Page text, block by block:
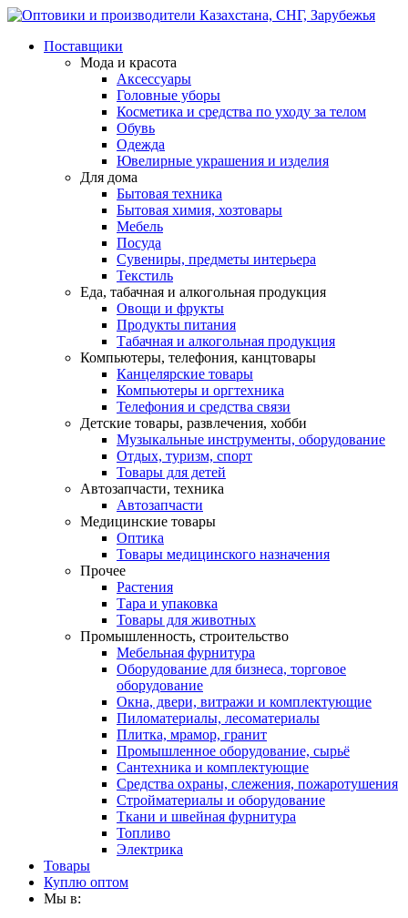
Поставщики
Мода и красота
Аксессуары
Головные уборы
Косметика и средства по уходу за телом
Обувь
Одежда
Ювелирные украшения и изделия
Для дома
Бытовая техника
Бытовая химия, хозтовары
Мебель
Посуда
Сувениры, предметы интерьера
Текстиль
Еда, табачная и алкогольная продукция
Овощи и фрукты
Продукты питания
Табачная и алкогольная продукция
Компьютеры, телефония, канцтовары
Канцелярские товары
Компьютеры и оргтехника
Телефония и средства связи
Детские товары, развлечения, хобби
Музыкальные инструменты, оборудование
Отдых, туризм, спорт
Товары для детей
Автозапчасти, техника
Автозапчасти
Медицинские товары
Оптика
Товары медицинского назначения
Прочее
Растения
Тара и упаковка
Товары для животных
Промышленность, строительство
Мебельная фурнитура
Оборудование для бизнеса, торговое
оборудование
Окна, двери, витражи и комплектующие
Пиломатериалы, лесоматериалы
Плитка, мрамор, гранит
Промышленное оборудование, сырьё
Сантехника и комплектующие
Средства охраны, слежения, пожаротушения
Стройматериалы и оборудование
Ткани и швейная фурнитура
Топливо
Электрика
Товары
Куплю оптом
Мы в: